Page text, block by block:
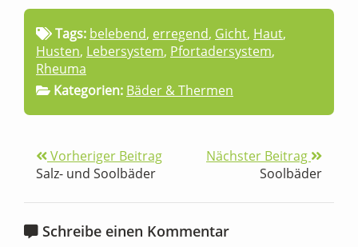
Tags: belebend, erregend, Gicht, Haut,
Husten, Lebersystem, Pfortadersystem,
Rheuma
Kategorien: Bäder & Thermen
Vorheriger Beitrag
Salz- und Soolbäder
Nächster Beitrag
Soolbäder
Schreibe einen Kommentar